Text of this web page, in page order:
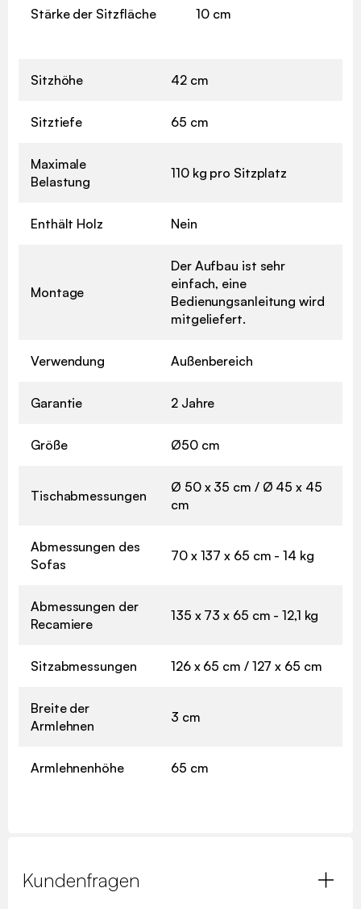
Stärke der Sitzfläche 10 cm
Sitzhöhe 42 cm
Sitztiefe 65 cm
Maximale
Belastung
110 kg pro Sitzplatz
Enthält Holz Nein
Montage
Der Aufbau ist sehr
einfach, eine
Bedienungsanleitung wird
mitgeliefert.
Verwendung Außenbereich
Garantie 2 Jahre
Größe Ø50 cm
Tischabmessungen
Ø 50 x 35 cm / Ø 45 x 45
cm
Abmessungen des
Sofas
70 x 137 x 65 cm - 14 kg
Abmessungen der
Recamiere
135 x 73 x 65 cm - 12,1 kg
Sitzabmessungen 126 x 65 cm / 127 x 65 cm
Breite der
Armlehnen
3 cm
Armlehnenhöhe 65 cm
Kundenfragen